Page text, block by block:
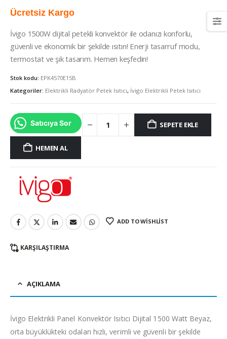
Ücretsiz Kargo
İvigo 1500W dijital petekli konvektör ile odanızı konforlu,
güvenli ve ekonomik bir şekilde ısıtın! Enerji tasarruf modu,
termostat ve şık tasarım. Hemen keşfedin!
Stok kodu: EPK4570E15B
Kategoriler: Elektrikli Radyatör Petek Isıtıcı, İvigo Elektrikli Petek Isıtıcı
Satıcıya Sor SEPETE EKLE
HEMEN AL
ADD TO WISHLIST
KARŞILAŞTIRMA
AÇIKLAMA
İvigo Elektrikli Panel Konvektör Isıtıcı Dijital 1500 Watt Beyaz,
orta büyüklükteki odaları hızlı, verimli ve güvenli bir şekilde